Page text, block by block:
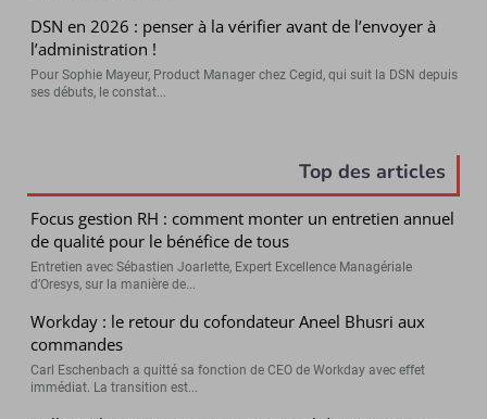
DSN en 2026 : penser à la vérifier avant de l’envoyer à
l’administration !
Pour Sophie Mayeur, Product Manager chez Cegid, qui suit la DSN depuis
ses débuts, le constat...
Top des articles
Focus gestion RH : comment monter un entretien annuel
de qualité pour le bénéfice de tous
Entretien avec Sébastien Joarlette, Expert Excellence Managériale
d’Oresys, sur la manière de...
Workday : le retour du cofondateur Aneel Bhusri aux
commandes
Carl Eschenbach a quitté sa fonction de CEO de Workday avec effet
immédiat. La transition est...